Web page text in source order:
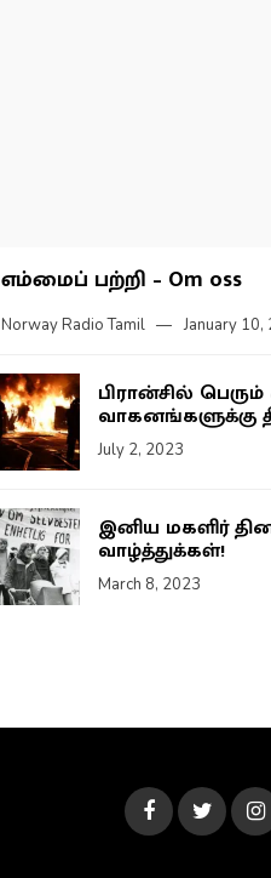
எம்மைப் பற்றி – Om oss
Norway Radio Tamil January 10,
பிரான்சில்
வாகனங்களுக்கு
July 2, 2023
இனிய மகளிர்
வாழ்த்துக்கள்!
March 8, 2023